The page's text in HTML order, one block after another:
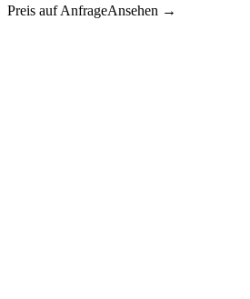
Preis auf AnfrageAnsehen →